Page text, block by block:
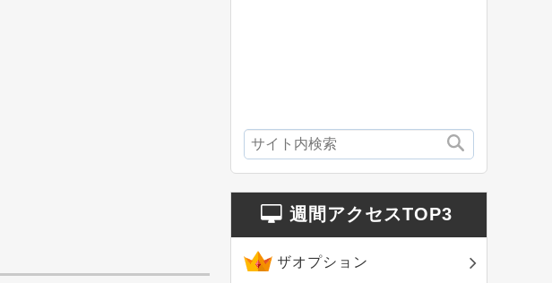
週間アクセスTOP3
ザオプション